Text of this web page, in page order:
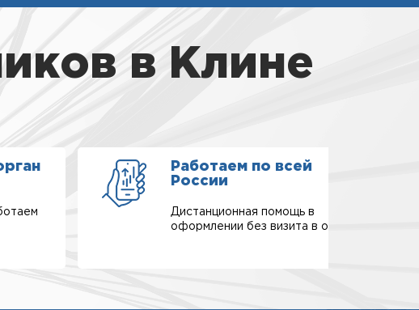
в Клине
Работаем по всей
России
Дистанционная помощь в
оформлении без визита в офис.